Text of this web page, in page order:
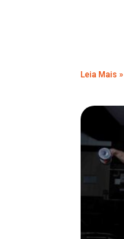
Leia Mais »